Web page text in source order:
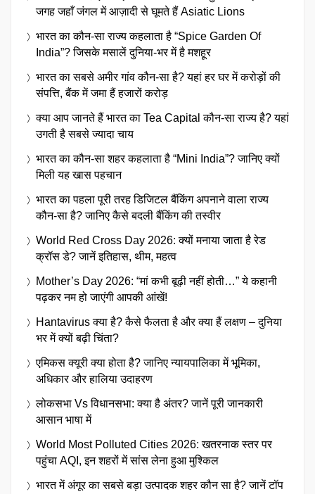
जगह जहाँ जंगल में आज़ादी से घूमते हैं Asiatic Lions
भारत का कौन-सा राज्य कहलाता है “Spice Garden Of
India”? जिसके मसालें दुनिया-भर में है मशहूर
भारत का सबसे अमीर गांव कौन-सा है? यहां हर घर में करोड़ों की
संपत्ति, बैंक में जमा हैं हजारों करोड़
क्या आप जानते हैं भारत का Tea Capital कौन-सा राज्य है? यहां
उगती है सबसे ज्यादा चाय
भारत का कौन-सा शहर कहलाता है “Mini India”? जानिए क्यों
मिली यह खास पहचान
भारत का पहला पूरी तरह डिजिटल बैंकिंग अपनाने वाला राज्य
कौन-सा है? जानिए कैसे बदली बैंकिंग की तस्वीर
World Red Cross Day 2026: क्यों मनाया जाता है रेड
क्रॉस डे? जानें इतिहास, थीम, महत्व
Mother’s Day 2026: “मां कभी बूढ़ी नहीं होती…” ये कहानी
पढ़कर नम हो जाएंगी आपकी आंखें!
Hantavirus क्या है? कैसे फैलता है और क्या हैं लक्षण – दुनिया
भर में क्यों बढ़ी चिंता?
एमिकस क्यूरी क्या होता है? जानिए न्यायपालिका में भूमिका,
अधिकार और हालिया उदाहरण
लोकसभा Vs विधानसभा: क्या है अंतर? जानें पूरी जानकारी
आसान भाषा में
World Most Polluted Cities 2026: खतरनाक स्तर पर
पहुंचा AQI, इन शहरों में सांस लेना हुआ मुश्किल
भारत में अंगूर का सबसे बड़ा उत्पादक शहर कौन सा है? जानें टॉप